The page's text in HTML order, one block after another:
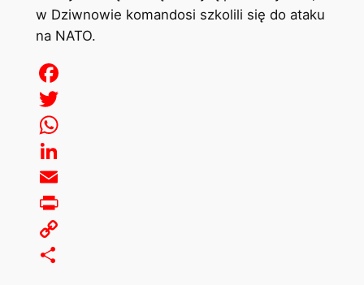
w Dziwnowie komandosi szkolili się do ataku
na NATO.
Facebook
Twitter
WhatsApp
LinkedIn
Email
Print
Copy